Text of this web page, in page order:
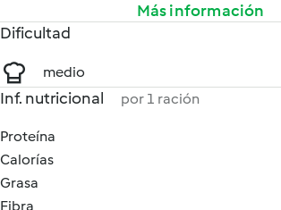
Más información
Dificultad
medio
Inf. nutricional por 1 ración
Proteína
Calorías
Grasa
Fibra